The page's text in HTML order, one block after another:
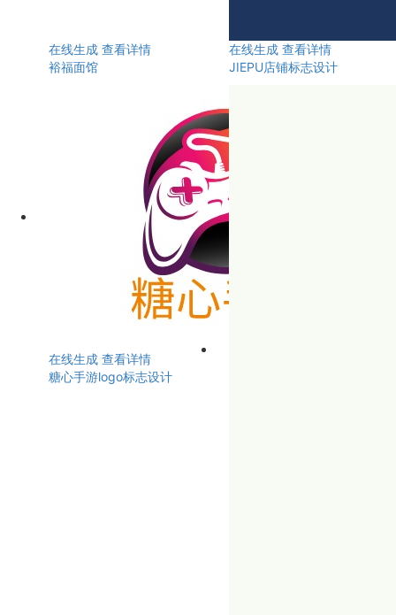
在线生成 查看详情
裕福面馆
在线生成 查看详情
JIEPU店铺标志设计
在线生成 查看详情
糖心手游logo标志设计